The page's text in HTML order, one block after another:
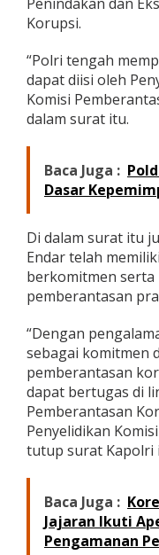
i
r
r
y
l
d
a
Korupsi.
“Polri tengah
dapat diisi oleh
Komisi
dalam surat itu.
Baca Juga :
Dasar
Di dalam surat itu
Endar telah
berkomitmen serta
pemberantasan
“Dengan
sebagai komitmen
pemberantasan
dapat bertugas di
Pemberantasan
Penyelidikan
tutup surat Kapolri
Baca Juga :
Jajaran Ikuti
Pengamanan